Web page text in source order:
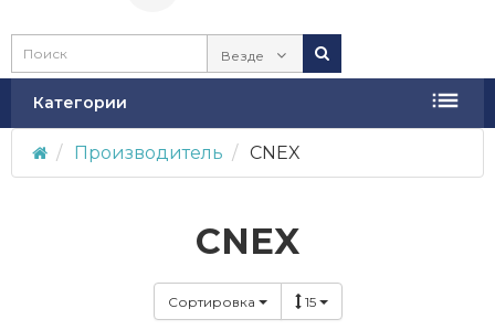
Везде
Категории
Производитель CNEX
CNEX
Сортировка 15